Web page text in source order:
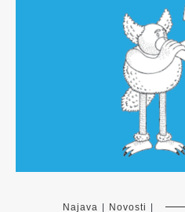
Najava Novosti